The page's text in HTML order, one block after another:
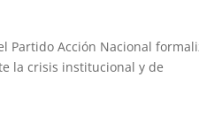
Partido Acción Nacional
la crisis institucional y de